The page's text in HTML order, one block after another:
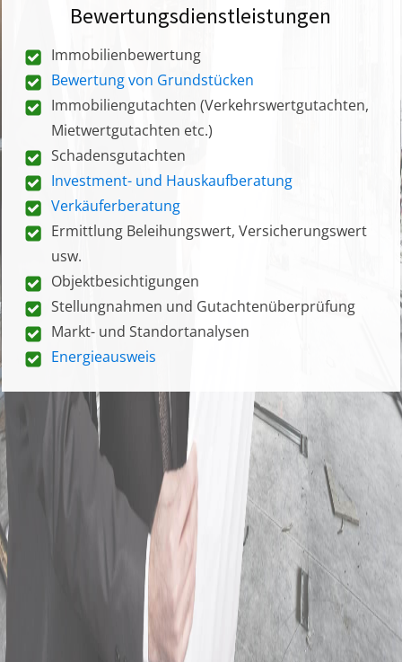
Bewertungsdienstleistungen
Immobilienbewertung
Bewertung von Grundstücken
Immobiliengutachten (Verkehrswertgutachten,
Mietwertgutachten etc.)
Schadensgutachten
Investment- und Hauskaufberatung
Verkäuferberatung
Ermittlung Beleihungswert, Versicherungswert
usw.
Objektbesichtigungen
Stellungnahmen und Gutachtenüberprüfung
Markt- und Standortanalysen
Energieausweis